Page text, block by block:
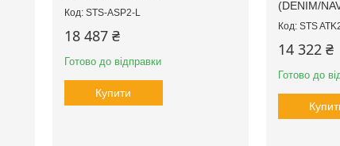
STS-ASP2-L
18 487 ₴
Готово до відправки
Купити
(DENIM/
STS
14 322 ₴
Готово до